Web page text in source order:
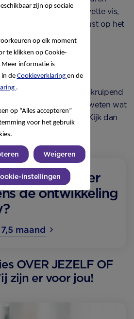
je vindt ze ook in vette vis,
Zet deze dus gerust op het
op pad?
meer voordat je baby kruipend
gaat verkennen. Wil je weten wat
je baby groter wordt? Kijk dan
ontwikkeling
er nog meer
de ontwikkeling
maand
OVER JEZELF OF
zijn er voor jou!
zijn op sociale
op elk moment
te klikken op Cookie-
Meer informatie is
in de Cookieverklaring en de
.
op “Alles accepteren”
voor het gebruik
Weigeren
instellingen